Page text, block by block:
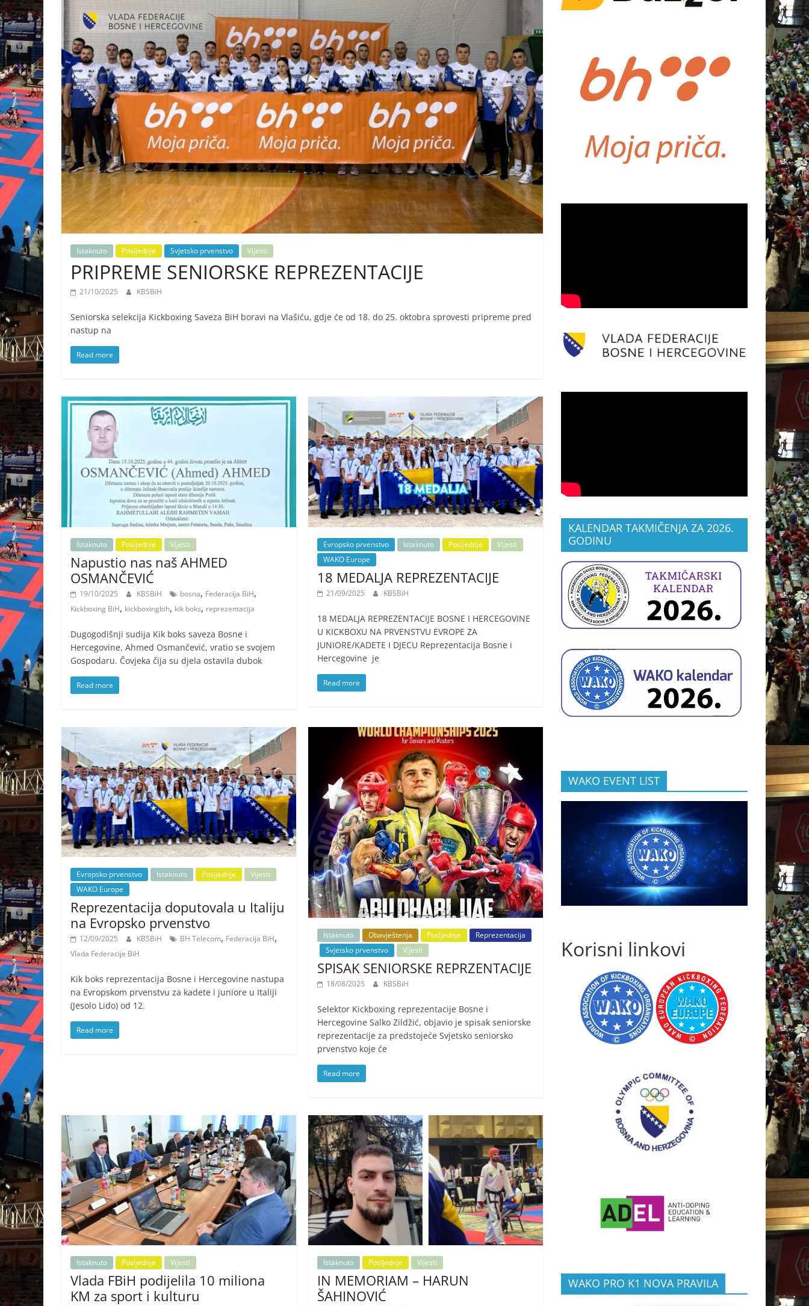
Istaknuto Posljednje Svjetsko prvenstvo Vijesti
PRIPREME SENIORSKE REPREZENTACIJE
21/10/2025 KBSBiH
Seniorska selekcija Kickboxing Saveza BiH boravi na Vlašiću, gdje će od 18. do 25. oktobra sprovesti pripreme pred
nastup na
Read more
Istaknuto Posljednje Vijesti
Napustio nas naš AHMED
OSMANČEVIĆ
19/10/2025 KBSBiH bosna, Federacija BiH,
Kickboxing BiH, kickboxingbih, kik boks, reprezentacija
Dugogodišnji sudija Kik boks saveza Bosne i
Hercegovine, Ahmed Osmančević, vratio se svojem
Gospodaru. Čovjeka čija su djela ostavila dubok
Read more
Evropsko prvenstvo Istaknuto Posljednje
Vijesti
WAKO Europe
18 MEDALJA REPREZENTACIJE
21/09/2025 KBSBiH
18 MEDALJA REPREZENTACIJE BOSNE I HERCEGOVINE
U KICKBOXU NA PRVENSTVU EVROPE ZA
JUNIORE/KADETE I DJECU Reprezentacija Bosne i
Hercegovine je
Read more
Evropsko prvenstvo Istaknuto Posljednje
Vijesti
WAKO Europe
Reprezentacija doputovala u Italiju
na Evropsko prvenstvo
12/09/2025 KBSBiH BH Telecom, Federacija BiH,
Vlada Federacije BiH
Kik boks reprezentacija Bosne i Hercegovine nastupa
na Evropskom prvenstvu za kadete i juniore u Italiji
(Jesolo Lido) od 12.
Read more
Istaknuto Obavještenja Posljednje
Reprezentacija
Svjetsko prvenstvo
Vijesti
SPISAK SENIORSKE REPRZENTACIJE
18/08/2025 KBSBiH
Selektor Kickboxing reprezentacije Bosne i
Hercegovine Salko Zildžić, objavio je spisak seniorske
reprezentacije za predstojeće Svjetsko seniorsko
prvenstvo koje će
Read more
Istaknuto Posljednje Vijesti
Vlada FBiH podijelila 10 miliona
KM za sport i kulturu
Istaknuto Posljednje Vijesti
IN MEMORIAM – HARUN
ŠAHINOVIĆ
KALENDAR TAKMIČENJA ZA 2026.
GODINU
WAKO EVENT LIST
Korisni linkovi
WAKO PRO K1 NOVA PRAVILA